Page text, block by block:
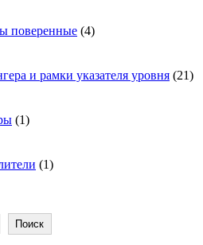
поверенные 4товара
и рамки указателя уровня 21
1товар
1товар
Поиск